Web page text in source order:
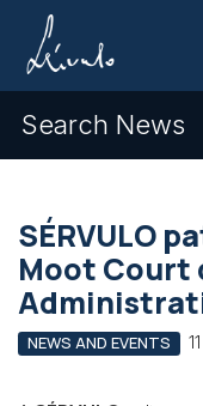
Search News
SÉRVULO
Moot Court
NEWS AND EVENTS